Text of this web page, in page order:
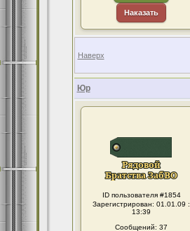
Наказать
Наверх
Юр
ID пользователя #1854
Зарегистрирован: 01.01.09 :
13:39
Сообщений: 37